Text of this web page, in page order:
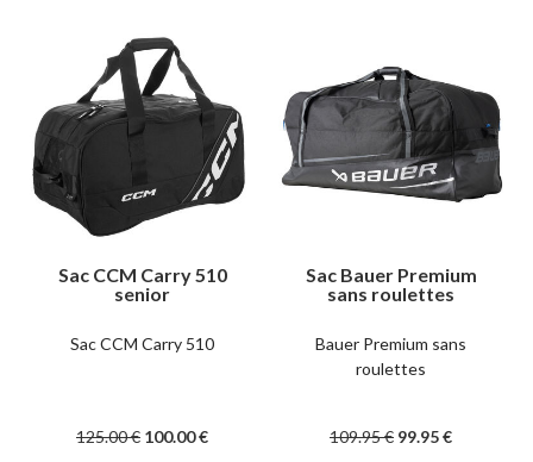
Sac CCM Carry 510
senior
Sac CCM Carry 510
125.00€ 100.00€
Sac Bauer Premium
sans roulettes
Bauer Premium sans
roulettes
109.95€ 99.95€